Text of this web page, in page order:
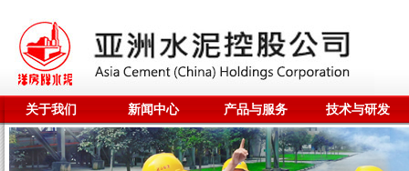
关于我们 新闻中心 产品与服务 技术与研发